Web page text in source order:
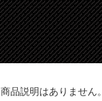
商品説明はありません。